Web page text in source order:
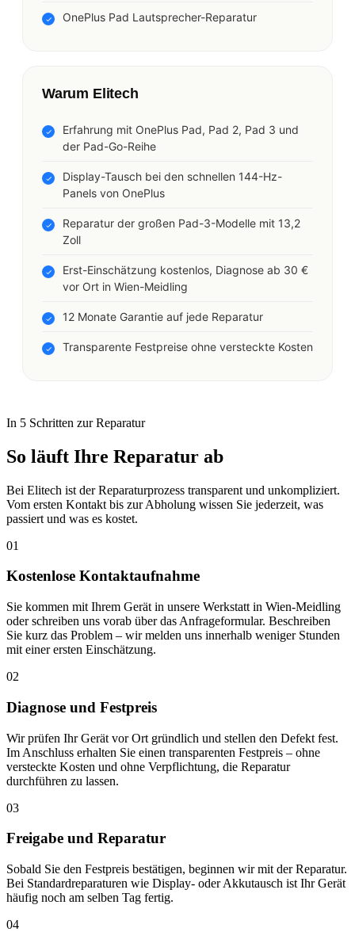
OnePlus Pad Lautsprecher-Reparatur
Warum Elitech
Erfahrung mit OnePlus Pad, Pad 2, Pad 3 und
der Pad-Go-Reihe
Display-Tausch bei den schnellen 144-Hz-
Panels von OnePlus
Reparatur der großen Pad-3-Modelle mit 13,2
Zoll
Erst-Einschätzung kostenlos, Diagnose ab 30 €
vor Ort in Wien-Meidling
12 Monate Garantie auf jede Reparatur
Transparente Festpreise ohne versteckte Kosten
In 5 Schritten zur Reparatur
So läuft Ihre Reparatur ab
Bei Elitech ist der Reparaturprozess transparent und unkompliziert.
Vom ersten Kontakt bis zur Abholung wissen Sie jederzeit, was
passiert und was es kostet.
01
Kostenlose Kontaktaufnahme
Sie kommen mit Ihrem Gerät in unsere Werkstatt in Wien-Meidling
oder schreiben uns vorab über das Anfrageformular. Beschreiben
Sie kurz das Problem – wir melden uns innerhalb weniger Stunden
mit einer ersten Einschätzung.
02
Diagnose und Festpreis
Wir prüfen Ihr Gerät vor Ort gründlich und stellen den Defekt fest.
Im Anschluss erhalten Sie einen transparenten Festpreis – ohne
versteckte Kosten und ohne Verpflichtung, die Reparatur
durchführen zu lassen.
03
Freigabe und Reparatur
Sobald Sie den Festpreis bestätigen, beginnen wir mit der Reparatur.
Bei Standardreparaturen wie Display- oder Akkutausch ist Ihr Gerät
häufig noch am selben Tag fertig.
04